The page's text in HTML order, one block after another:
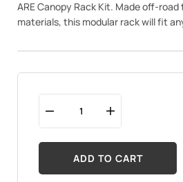
ARE Canopy Rack Kit. Made off-
materials, this modular rack will fit
ADD TO CART